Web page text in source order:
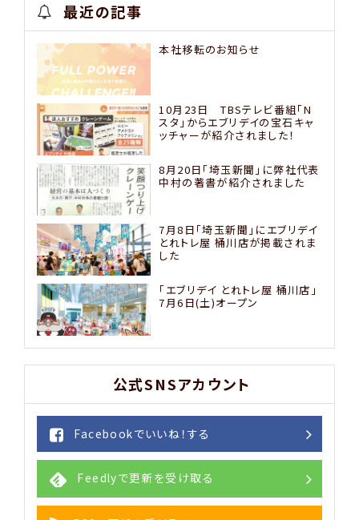
最近の記事
本社移転のお知らせ
10月23日 TBSテレビ番組「N
スタ」からエブリデイの宝石キャ
ッチャーが紹介されました！
8月20日「埼玉新聞」に弊社代表
中村の著書が紹介されました
7月8日「埼玉新聞」にエブリデイ
とれトレ屋 桶川店が掲載されま
した
「エブリデイ とれトレ屋 桶川店」
7月6日(土)オープン
公式SNSアカウント
Facebookでいいね！する
Feedlyで更新を受け取る